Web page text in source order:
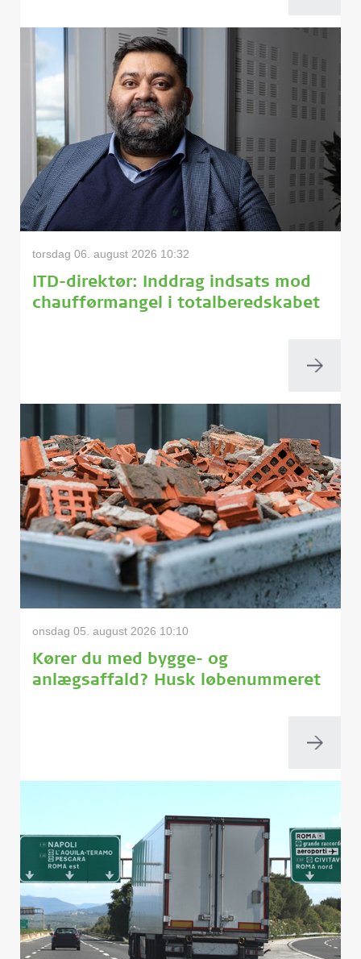
torsdag 06. august 2026 10:32
ITD-direktør: Inddrag indsats mod
chaufførmangel i totalberedskabet
onsdag 05. august 2026 10:10
Kører du med bygge- og
anlægsaffald? Husk løbenummeret